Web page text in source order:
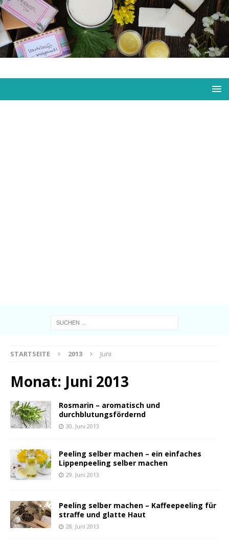
STARTSEITE 2013 Juni
Monat: Juni 2013
Rosmarin – aromatisch und
durchblutungsfördernd
30. Juni 2013
Peeling selber machen – ein einfaches
Lippenpeeling selber machen
29. Juni 2013
Peeling selber machen – Kaffeepeeling für
straffe und glatte Haut
28. Juni 2013